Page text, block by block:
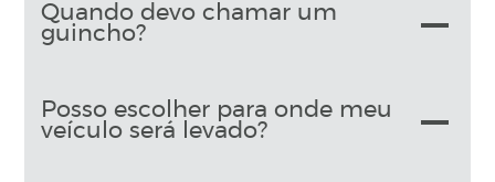
Quando devo chamar um
guincho?
Posso escolher para onde meu
veículo será levado?